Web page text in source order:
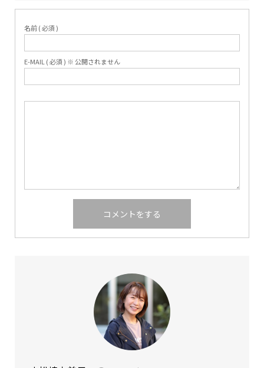
名前 ( 必須 )
E-MAIL ( 必須 ) ※ 公開されません